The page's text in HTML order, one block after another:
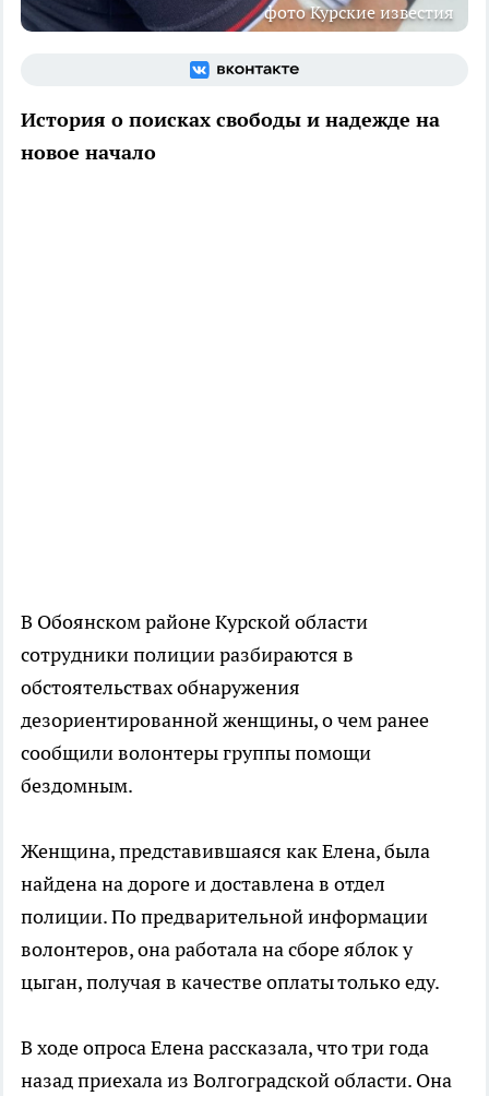
фото Курские известия
История о поисках свободы и надежде на
новое начало
В Обоянском районе Курской области
сотрудники полиции разбираются в
обстоятельствах обнаружения
дезориентированной женщины, о чем ранее
сообщили волонтеры группы помощи
бездомным.
Женщина, представившаяся как Елена, была
найдена на дороге и доставлена в отдел
полиции. По предварительной информации
волонтеров, она работала на сборе яблок у
цыган, получая в качестве оплаты только еду.
В ходе опроса Елена рассказала, что три года
назад приехала из Волгоградской области. Она